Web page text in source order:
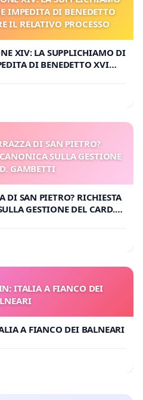
IMPEDITA DI BENEDETTO
IL RELATIVO PROCESSO
XIV: LA SUPPLICHIAMO DI
DI BENEDETTO XVI
PROCESSO
DI SAN PIETRO?
SULLA GESTIONE
GAMBETTI
DI SAN PIETRO? RICHIESTA
GESTIONE DEL CARD.
ITALIA A FIANCO DEI
A FIANCO DEI BALNEARI